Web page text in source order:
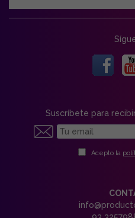
Suscríbete para
Acepto la